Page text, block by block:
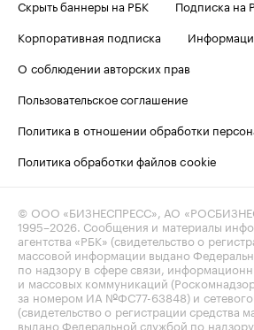
Скрыть баннеры на РБК
Подписка на
Корпоративная подписка
О соблюдении авторских прав
Пользовательское соглашение
Политика в отношении обработки
Политика обработки файлов cookie
© ООО «БИЗНЕСПРЕСС», АО
1995–2026. Сообщения и материалы
агентства «РБК» (свидетельство о
массовой информации выдано
по надзору в сфере связи,
и массовых коммуникаций
за номером ИА №ФС77-63848) и сетевого
(свидетельство о регистрации средства
выдано Федеральной службой по